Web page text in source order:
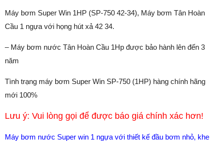
Máy bơm Super Win 1HP (SP-750 42-34), Máy bơm Tân Hoàn
Cầu 1 ngựa với họng hút xả 42 34.
– Máy bơm nước Tân Hoàn Cầu 1Hp được bảo hành lên đến 3
năm
Tình trạng máy bơm Super Win SP-750 (1HP) hàng chính hãng
mới 100%
Lưu ý: Vui lòng gọi để được báo giá chính xác hơn!
Máy bơm nước Super win 1 ngựa với thiết kế đầu bơm nhỏ, khe